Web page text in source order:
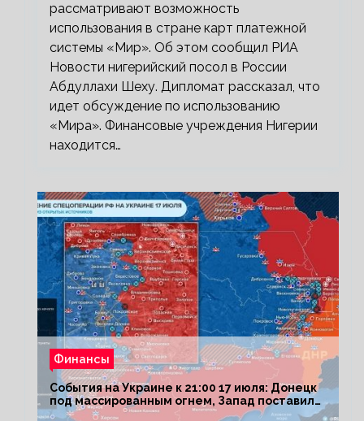
рассматривают возможность
использования в стране карт платежной
системы «Мир». Об этом сообщил РИА
Новости нигерийский посол в России
Абдуллахи Шеху. Дипломат рассказал, что
идет обсуждение по использованию
«Мира». Финансовые учреждения Нигерии
находится…
Финансы
События на Украине к 21:00 17 июля: Донецк
под массированным огнем, Запад поставил
Киеву ультиматум